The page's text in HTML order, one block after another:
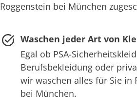
Roggenstein bei München
Waschen jeder Art von
Egal ob PSA-
Berufsbekleidung oder
wir waschen alles für Sie in
bei München.